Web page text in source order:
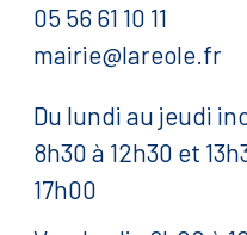
05 56 61 10 11
mairie@lareole.fr
Du lundi au jeudi
8h30 à 12h30 et
17h00